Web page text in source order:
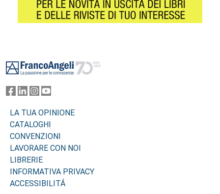
LA TUA OPINIONE
CATALOGHI
CONVENZIONI
LAVORARE CON NOI
LIBRERIE
INFORMATIVA PRIVACY
ACCESSIBILITÁ